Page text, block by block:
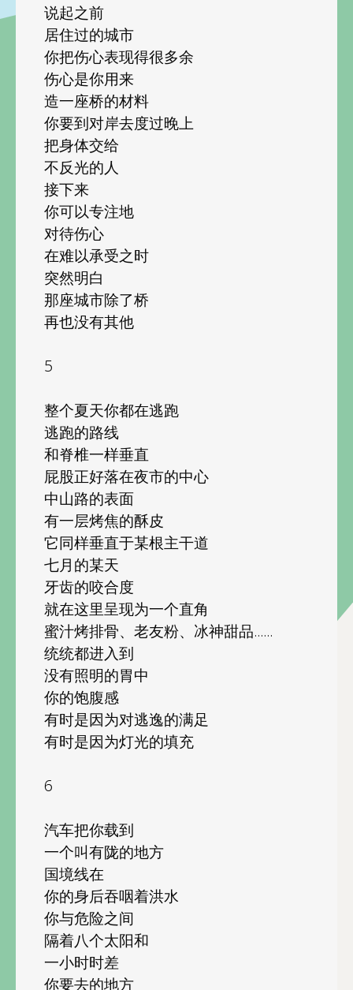
说起之前
居住过的城市
你把伤心表现得很多余
伤心是你用来
造一座桥的材料
你要到对岸去度过晚上
把身体交给
不反光的人
接下来
你可以专注地
对待伤心
在难以承受之时
突然明白
那座城市除了桥
再也没有其他
5
整个夏天你都在逃跑
逃跑的路线
和脊椎一样垂直
屁股正好落在夜市的中心
中山路的表面
有一层烤焦的酥皮
它同样垂直于某根主干道
七月的某天
牙齿的咬合度
就在这里呈现为一个直角
蜜汁烤排骨、老友粉、冰神甜品......
统统都进入到
没有照明的胃中
你的饱腹感
有时是因为对逃逸的满足
有时是因为灯光的填充
6
汽车把你载到
一个叫有陇的地方
国境线在
你的身后吞咽着洪水
你与危险之间
隔着八个太阳和
一小时时差
你要去的地方